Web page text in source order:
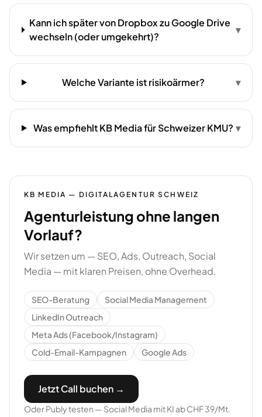
Kann ich später von Dropbox zu Google Drive
wechseln (oder umgekehrt)?
▾
Welche Variante ist risikoärmer? ▾
Was empfiehlt KB Media für Schweizer KMU? ▾
KB MEDIA — DIGITALAGENTUR SCHWEIZ
Agenturleistung ohne langen
Vorlauf?
Wir setzen um — SEO, Ads, Outreach, Social
Media — mit klaren Preisen, ohne Overhead.
SEO-Beratung
Social Media Management
LinkedIn Outreach
Meta Ads (Facebook/Instagram)
Cold-Email-Kampagnen
Google Ads
Jetzt Call buchen →
Oder Publy testen — Social Media mit KI ab CHF 39/Mt.